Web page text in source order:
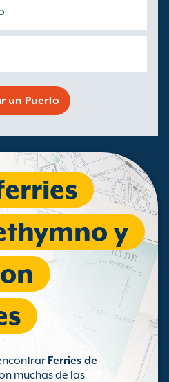
un Puerto
y
Ferries de
muchas de las